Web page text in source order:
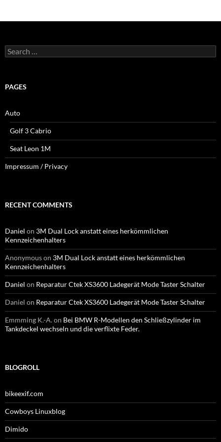
Search
for:
PAGES
Auto
Golf 3 Cabrio
Seat Leon 1M
Impressum / Privacy
RECENT COMMENTS
Daniel on 3M Dual Lock anstatt eines herkömmlichen
Kennzeichenhalters
Anonymouson 3M Dual Lock anstatt eines herkömmlichen
Kennzeichenhalters
Daniel on Reparatur Ctek XS3600 Ladegerät Mode Taster Schalter
Daniel on Reparatur Ctek XS3600 Ladegerät Mode Taster Schalter
Emmming K.-A.on Bei BMW R-Modellen den Schließzylinder im
Tankdeckel wechseln und die verflixte Feder.
BLOGROLL
bikeexif.com
Cowboys Linuxblog
Dimido